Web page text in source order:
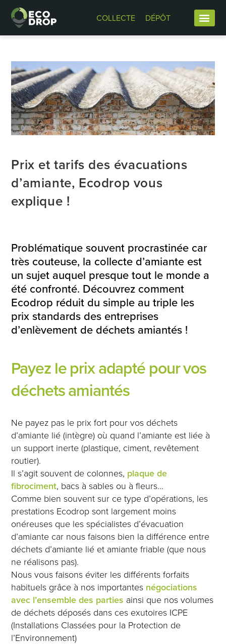
COLLECTE DÉPÔT
Prix et tarifs des évacuations
d’amiante, Ecodrop vous
explique !
Problématique souvent procrastinée car
très couteuse, la collecte d’amiante est
un sujet auquel presque tout le monde a
été confronté. Découvrez comment
Ecodrop réduit du simple au triple les
prix standards des entreprises
d’enlèvement de déchets amiantés !
Payez le prix adapté pour vos
déchets amiantés
Ne payez pas le prix fort pour vos déchets
d’amiante lié (intègre) où quand l’amiante est liée à
un support inerte (plastique, ciment, revêtement
routier).
Il s’agit souvent de colonnes, plaque de
fibrociment, bacs à sables ou à fleurs…
Comme bien souvent sur ce type d’opérations, les
prestations Ecodrop sont largement moins
onéreuses que les spécialistes d’évacuation
d’amiante car nous faisons bien la différence entre
déchets d’amiante lié et amiante friable (que nous
ne réalisons pas).
Nous vous faisons éviter les différents forfaits
habituels grâce à nos importantes négociations
avec l’ensemble des parties ainsi que nos volumes
de déchets déposés dans ces exutoires ICPE
(Installations Classées pour la Protection de
l’Environnement)